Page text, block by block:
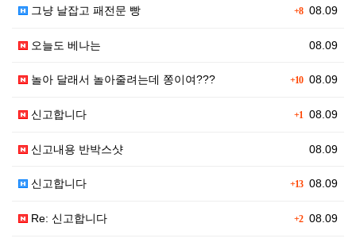
+808.09
그냥 날잡고 패전문 빵
08.09
오늘도 베나는
+1008.09
놀아 달래서 놀아줄려는데 쫑이여???
+1 08.09
신고합니다
08.09
신고내용 반박스샷
+1308.09
신고합니다
+208.09
Re: 신고합니다